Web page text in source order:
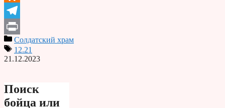
Odnoklassniki
Telegram
PrintСолдатский храм
12.21
21.12.2023
Поиск
бойца или